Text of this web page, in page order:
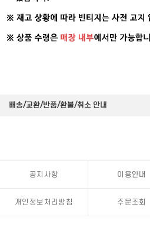
배송/교환/반품/환불/취소 안내
공지사항 이용안내
개인정보처리방침 주문조회